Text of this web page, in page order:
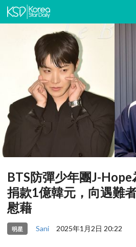
BTS防彈少年團J-
捐款1億韓元，向遇難
慰藉
明星 Sani 2025年1月2日 20:22